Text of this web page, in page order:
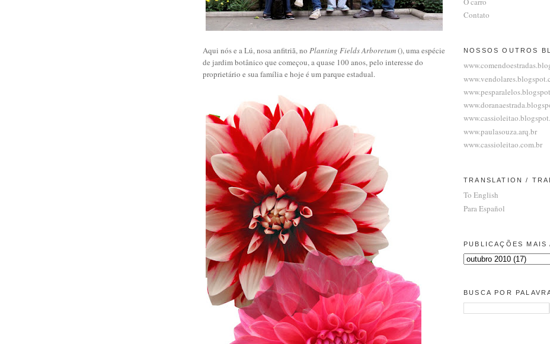
Aqui nós e a Lú, nosa anfitriã, no Planting Fields Arboretum(),uma espécie
de jardim botânico que começou, a quase 100 anos, pelo interesse do
proprietário e sua família e hoje é um parque estadual.
Contato
NOSSOS OUTROS
www.paulasouza.arq.br
www.cassioleitao.com.br
TRANSLATION /
To English
Para Español
PUBLICAÇÕES MAIS
BUSCA POR